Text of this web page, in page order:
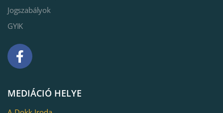
MEDIÁCIÓ HELYE
Jogszabályok
GYIK